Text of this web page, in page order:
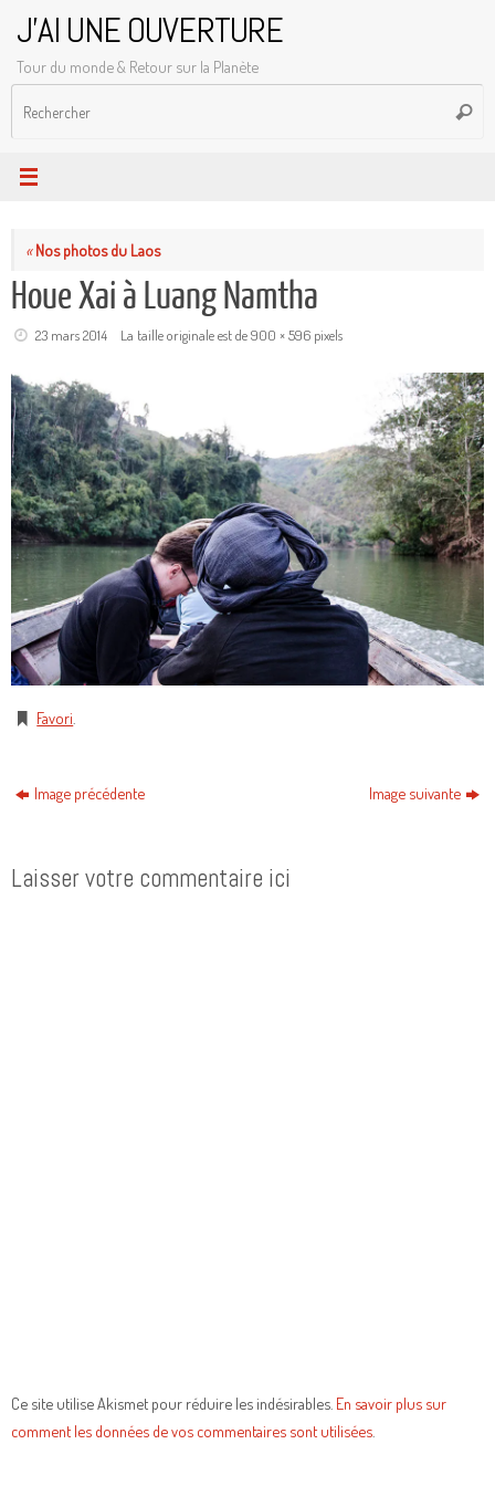
contenu
J'AI UNE OUVERTURE
Tour du monde & Retour sur la Planète
«Nos photos du Laos
Houe Xai à Luang Namtha
23 mars 2014 La taille originale est de900 × 596pixels
Favori
Image précédente Image suivante
Laisser votre commentaire ici
Ce site utilise Akismet pour réduire les indésirables. En savoir plus sur
comment les données de vos commentaires sont utilisées